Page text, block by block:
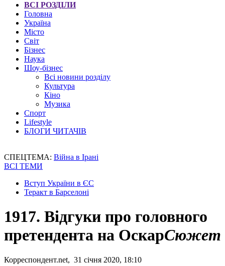
ВСІ РОЗДІЛИ
Головна
Україна
Місто
Світ
Бізнес
Наука
Шоу-бізнес
Всі новини розділу
Культура
Кіно
Музика
Спорт
Lifestyle
БЛОГИ ЧИТАЧІВ
СПЕЦТЕМА: Війна в Ірані
ВСІ ТЕМИ
Вступ України в ЄС
Теракт в Барселоні
1917. Відгуки про головного
претендента на ОскарСюжет
Корреспондент.net, 31 січня 2020, 18:10